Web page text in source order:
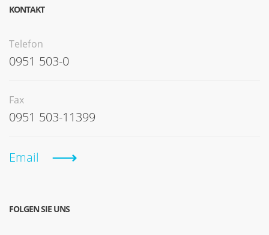
KONTAKT
Telefon
0951 503-0
Fax
0951 503-11399
Email
FOLGEN SIE UNS